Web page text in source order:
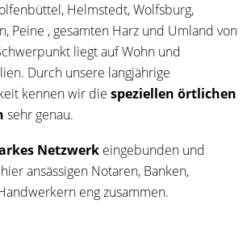
Helmstedt, Wolfsburg,
Peine , gesamten Harz und Umland von
liegt auf Wohn und
Durch unsere langjährige
kennen wir die speziellen örtlichen
sehr genau.
Netzwerk eingebunden und
ansässigen Notaren, Banken,
eng zusammen.